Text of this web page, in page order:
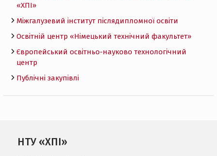
«ХПI»
Міжгалузевий інститут післядипломної освіти
Освітній центр «Німецький технічний факультет»
Європейський освітньо-науково технологічний
центр
Публічні закупівлі
НТУ «ХПІ»